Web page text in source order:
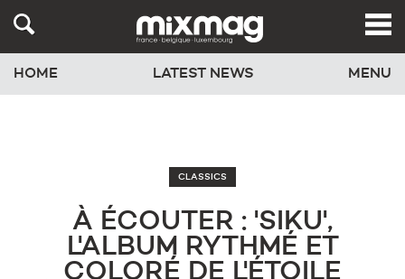
HOME LATEST NEWS MENU
CLASSICS
À ÉCOUTER : 'SIKU',
L'ALBUM RYTHMÉ ET
COLORÉ DE L'ÉTOILE